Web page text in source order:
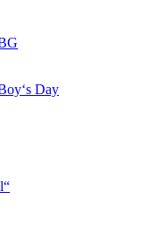
Day